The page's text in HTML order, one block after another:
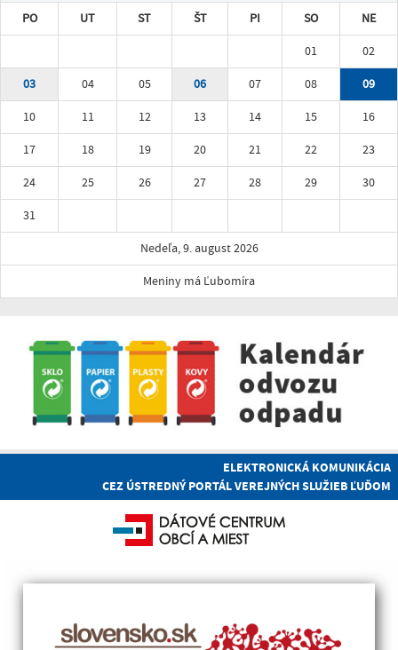
PO UT ST ŠT PI SO
NE
01
02
03
04 05 06 07 08
09
10
11 12 13 14 15
16
17
18 19 20 21 22
23
24
25 26 27 28 29
30
31
Nedeľa, 9. august 2026
Meniny má Ľubomíra
ELEKTRONICKÁ KOMUNIKÁCIA
CEZ ÚSTREDNÝ PORTÁL VEREJNÝCH SLUŽIEB ĽUĎOM